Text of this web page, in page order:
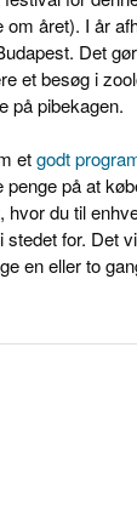
om året). I år
Det
et besøg i
på pibekagen.
etgodt
på at
hvor du til
stedet for. Det
en eller to